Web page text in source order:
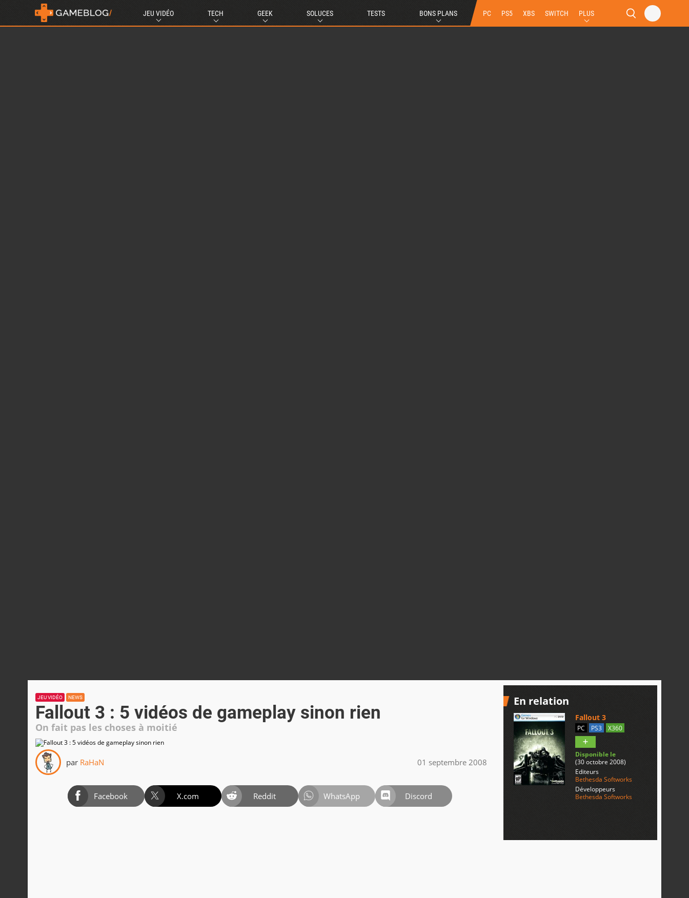
JEU VIDÉO TECH GEEK SOLUCES TESTS BONS PLANS PC PS5 XBS SWITCH PLUS
JEU VIDÉO NEWS
Fallout 3 : 5 vidéos de gameplay sinon rien
On fait pas les choses à moitié
par RaHaN 01 septembre 2008
Facebook X.com Reddit WhatsApp Discord
En relation
Fallout 3
PC PS3 X360
Disponible le
(30 octobre 2008)
Editeurs
Bethesda Softworks
Développeurs
Bethesda Softworks